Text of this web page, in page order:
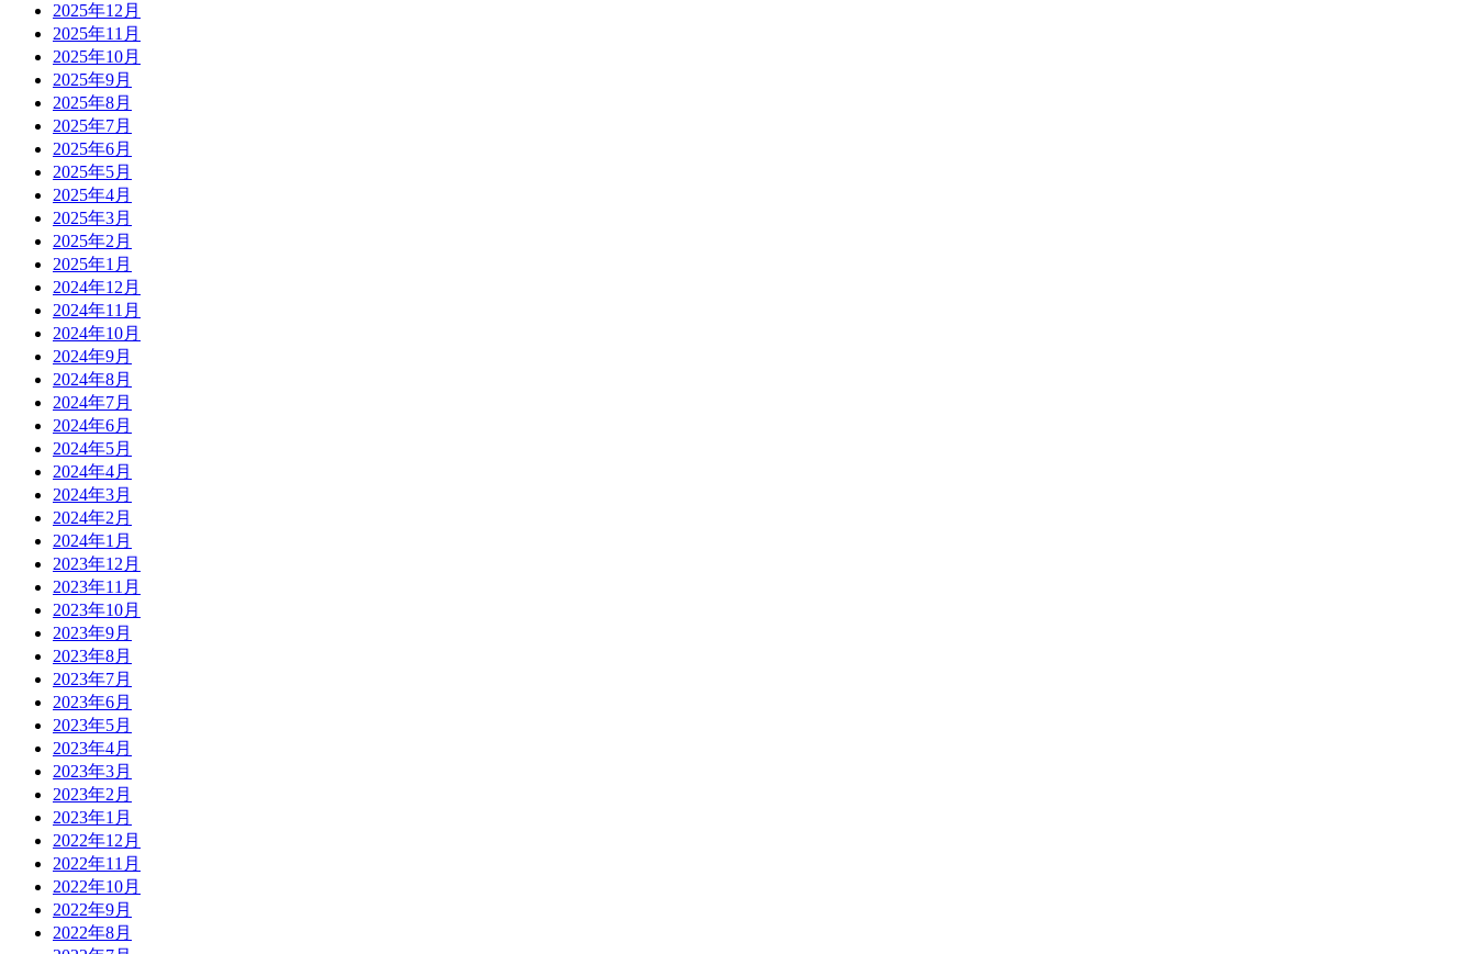
2025年12月
2025年11月
2025年10月
2025年9月
2025年8月
2025年7月
2025年6月
2025年5月
2025年4月
2025年3月
2025年2月
2025年1月
2024年12月
2024年11月
2024年10月
2024年9月
2024年8月
2024年7月
2024年6月
2024年5月
2024年4月
2024年3月
2024年2月
2024年1月
2023年12月
2023年11月
2023年10月
2023年9月
2023年8月
2023年7月
2023年6月
2023年5月
2023年4月
2023年3月
2023年2月
2023年1月
2022年12月
2022年11月
2022年10月
2022年9月
2022年8月